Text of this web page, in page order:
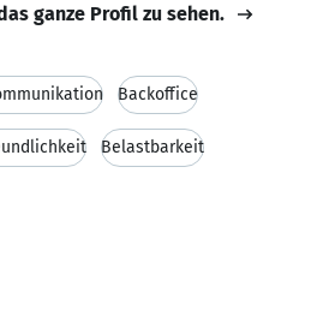
ganze Profil zu sehen.
Backoffice
Belastbarkeit